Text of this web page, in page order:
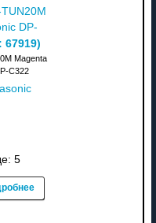
DP-
67919)
Magenta
C322
5